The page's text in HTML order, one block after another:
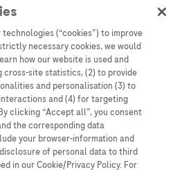
som er målsatt til en stor
tilgjengelig eller gyldig i ditt land.
at vi ikke tar noe ansvar for tilgang til
er i samsvar med noen gyldig juridisk
eller bruk i bostedslandet ditt.
til å kvalitetssikre andres innlegg, men
innlegg så langt det lar seg gjøre.
på eksterne nettsider som det lenkes til.
nettstedet for bruk annet sted er ikke
selger plass til annonsører, og slikt
(“cookies”) to improve
necessary cookies, we would
how our website is used and
cross-site statistics, (2) to provide
and personalisation (3) to
and (4) for targeting
clicking “Accept all”, you consent
the corresponding data
your browser-information and
of personal data to third
in our Cookie/Privacy Policy. For